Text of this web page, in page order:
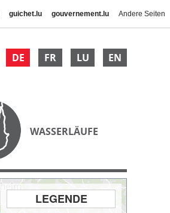
guichet.lu gouvernement.lu Andere Seiten
DE FR LU EN
WASSERLÄUFE
LEGENDE